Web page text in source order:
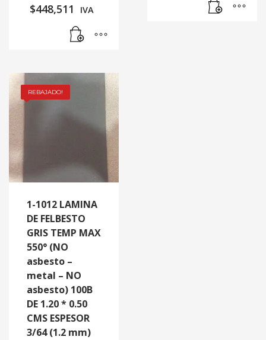
$448,511 IVA
REBAJADO!
1-1012 LAMINA
DE FELBESTO
GRIS TEMP MAX
550° (NO
asbesto –
metal – NO
asbesto) 100B
DE 1.20 * 0.50
CMS ESPESOR
3/64 (1.2 mm)